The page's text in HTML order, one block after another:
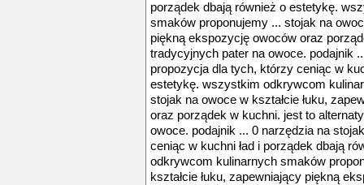
porządek dbają również o estetykę.
smaków proponujemy ... stojak na
piękną ekspozycję owoców oraz
tradycyjnych pater na owoce. podajnik
propozycja dla tych, którzy ceniąc w
estetykę. wszystkim odkrywcom
stojak na owoce w kształcie łuku,
oraz porządek w kuchni. jest to
owoce. podajnik ... 0 narzędzia na
ceniąc w kuchni ład i porządek dbają
odkrywcom kulinarnych smaków
kształcie łuku, zapewniający piękną